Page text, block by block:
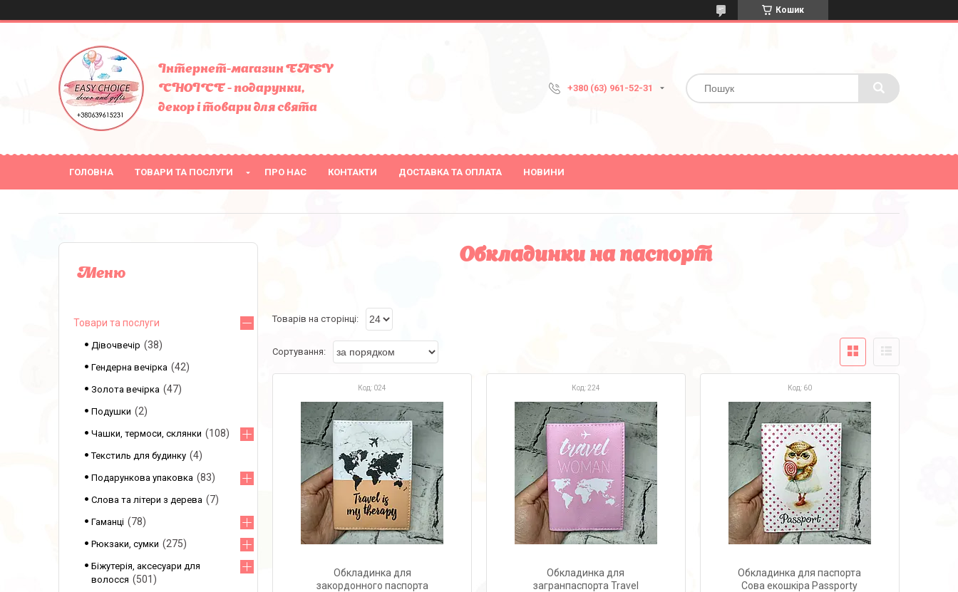
Кошик
Інтернет-магазин EASY
CHOICE - подарунки,
декор і товари для свята
+380 (63) 961-52-31
ГОЛОВНА ТОВАРИ ТА ПОСЛУГИ ПРО НАС КОНТАКТИ ДОСТАВКА ТА ОПЛАТА НОВИНИ
Обкладинки на паспорт
024
Обкладинка для
закордонного паспорта
224
Обкладинка для
загранпаспорта Travel
60
Обкладинка для паспорта
Сова екошкіра Passporty
Товари та послуги
Дівочвечір 38
Гендерна вечірка 42
Золота вечірка 47
Подушки 2
Чашки, термоси, склянки 108
Текстиль для будинку 4
Подарункова упаковка 83
Слова та літери з дерева 7
Гаманці 78
Рюкзаки, сумки 275
Біжутерія, аксесуари для
волосся
501